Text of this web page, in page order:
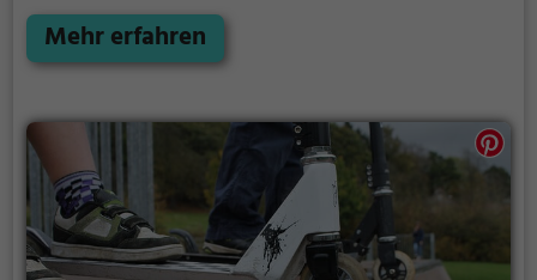
sonst läufst du Gefahr von deinen Gegenspielern
getroffen zu werden.
Mehr erfahren